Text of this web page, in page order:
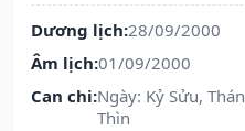
Dương lịch:28/09/2000
Âm lịch:01/09/2000
Can chi:Ngày: Kỷ Sửu,
Thìn